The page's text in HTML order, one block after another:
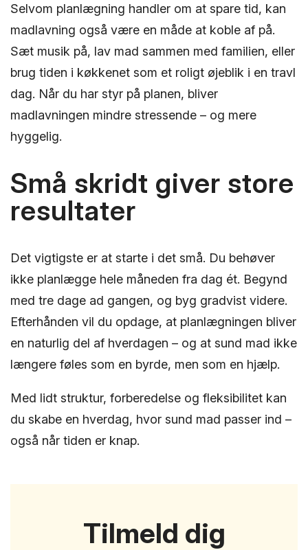
Selvom planlægning handler om at spare tid, kan
madlavning også være en måde at koble af på.
Sæt musik på, lav mad sammen med familien, eller
brug tiden i køkkenet som et roligt øjeblik i en travl
dag. Når du har styr på planen, bliver
madlavningen mindre stressende – og mere
hyggelig.
Små skridt giver store
resultater
Det vigtigste er at starte i det små. Du behøver
ikke planlægge hele måneden fra dag ét. Begynd
med tre dage ad gangen, og byg gradvist videre.
Efterhånden vil du opdage, at planlægningen bliver
en naturlig del af hverdagen – og at sund mad ikke
længere føles som en byrde, men som en hjælp.
Med lidt struktur, forberedelse og fleksibilitet kan
du skabe en hverdag, hvor sund mad passer ind –
også når tiden er knap.
Tilmeld dig